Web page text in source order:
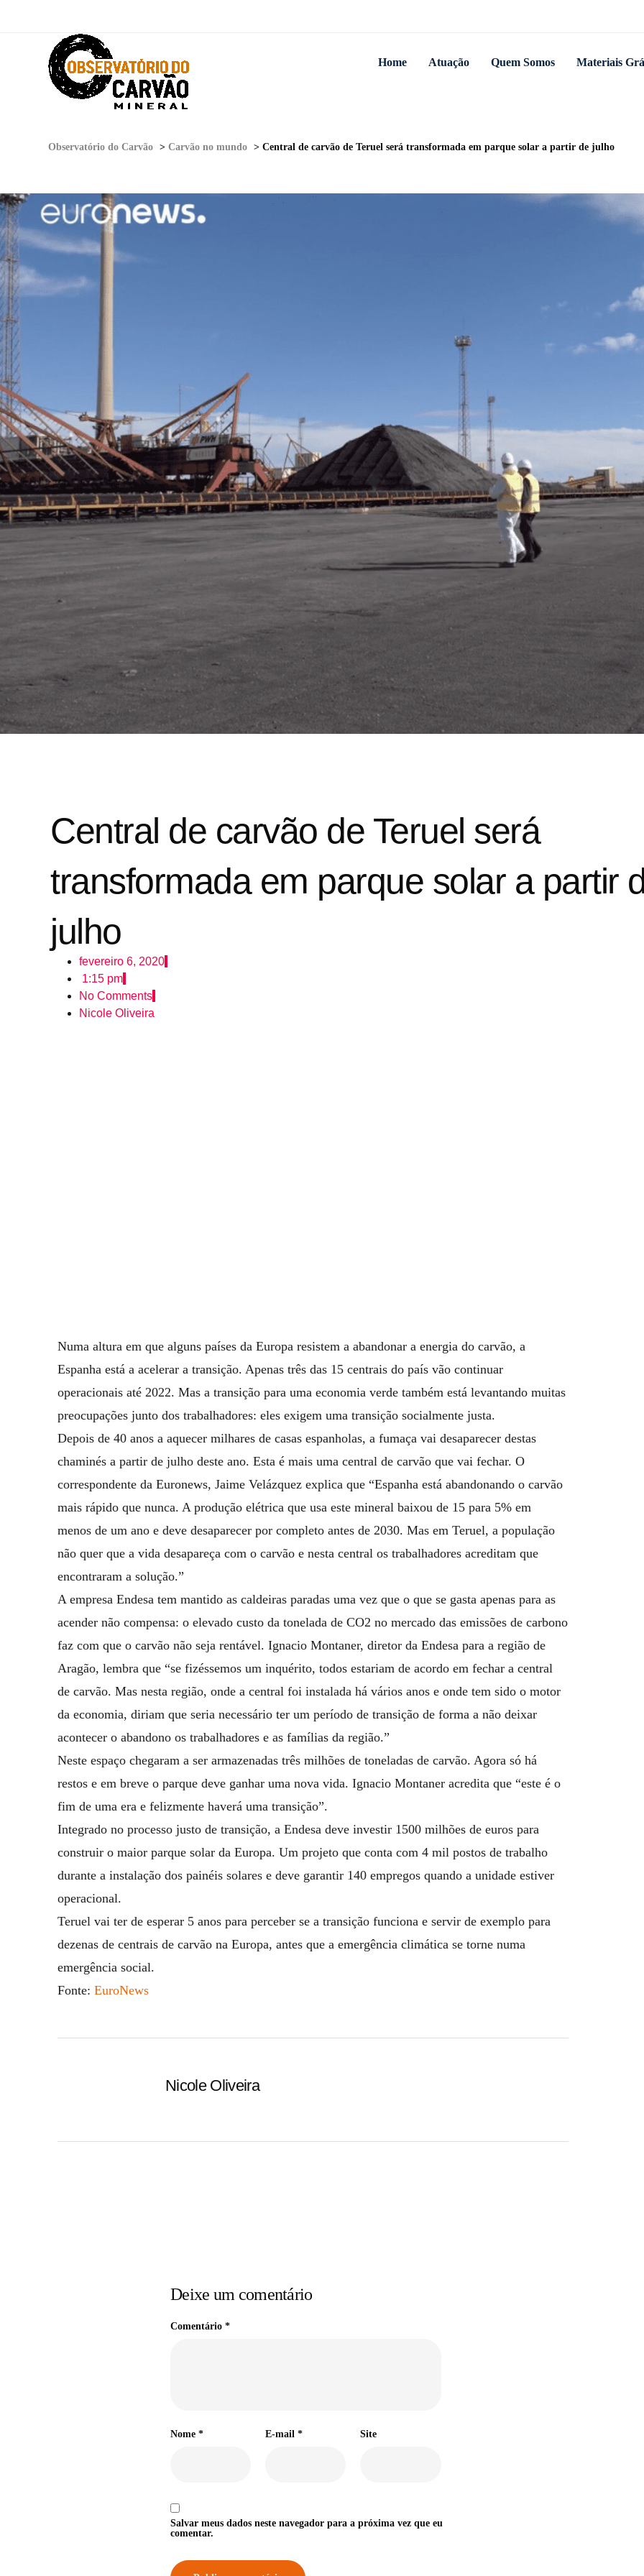
Home Atuação Quem Somos Materiais
Observatório do Carvão > Carvão no mundo > Central de carvão de Teruel será transformada em parque solar a partir de julho
Central de carvão de Teruel será
transformada em parque solar a partir
julho
fevereiro 6, 2020
1:15 pm
No Comments
Nicole Oliveira
Numa altura em que alguns países da Europa resistem a abandonar a energia do carvão, a
Espanha está a acelerar a transição. Apenas três das 15 centrais do país vão continuar
operacionais até 2022. Mas a transição para uma economia verde também está levantando muitas
preocupações junto dos trabalhadores: eles exigem uma transição socialmente justa.
Depois de 40 anos a aquecer milhares de casas espanholas, a fumaça vai desaparecer destas
chaminés a partir de julho deste ano. Esta é mais uma central de carvão que vai fechar. O
correspondente da Euronews, Jaime Velázquez explica que “Espanha está abandonando o carvão
mais rápido que nunca. A produção elétrica que usa este mineral baixou de 15 para 5% em
menos de um ano e deve desaparecer por completo antes de 2030. Mas em Teruel, a população
não quer que a vida desapareça com o carvão e nesta central os trabalhadores acreditam que
encontraram a solução.”
A empresa Endesa tem mantido as caldeiras paradas uma vez que o que se gasta apenas para as
acender não compensa: o elevado custo da tonelada de CO2 no mercado das emissões de carbono
faz com que o carvão não seja rentável. Ignacio Montaner, diretor da Endesa para a região de
Aragão, lembra que “se fizéssemos um inquérito, todos estariam de acordo em fechar a central
de carvão. Mas nesta região, onde a central foi instalada há vários anos e onde tem sido o motor
da economia, diriam que seria necessário ter um período de transição de forma a não deixar
acontecer o abandono os trabalhadores e as famílias da região.”
Neste espaço chegaram a ser armazenadas três milhões de toneladas de carvão. Agora só há
restos e em breve o parque deve ganhar uma nova vida. Ignacio Montaner acredita que “este é o
fim de uma era e felizmente haverá uma transição”.
Integrado no processo justo de transição, a Endesa deve investir 1500 milhões de euros para
construir o maior parque solar da Europa. Um projeto que conta com 4 mil postos de trabalho
durante a instalação dos painéis solares e deve garantir 140 empregos quando a unidade estiver
operacional.
Teruel vai ter de esperar 5 anos para perceber se a transição funciona e servir de exemplo para
dezenas de centrais de carvão na Europa, antes que a emergência climática se torne numa
emergência social.
Fonte: EuroNews
Nicole Oliveira
Deixe um comentário
Comentário*
Nome* E-mail* Site
Salvar meus dados neste navegador para a próxima vez que eu
comentar.